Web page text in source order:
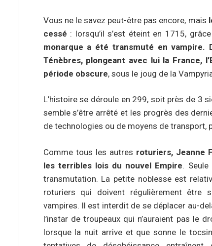
Vous ne le savez peut-être pas encore, mais
cessé : lorsqu’il s’est éteint en 1715,
monarque a été transmuté en vampire.
Ténèbres, plongeant avec lui la France,
période obscure, sous le joug de la
L’histoire se déroule en 299, soit près de 3
semble s’être arrêté et les progrès des
de technologies ou de moyens de transport,
Comme tous les autres roturiers, Jeanne
les terribles lois du nouvel Empire.
transmutation. La petite noblesse est
roturiers qui doivent régulièrement être
vampires. Il est interdit de se déplacer au-
l’instar de troupeaux qui n’auraient pas le
lorsque la nuit arrive et que sonne le